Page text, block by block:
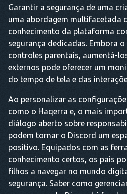
Garantir a segurança de uma
uma abordagem multifacetada
conhecimento da plataforma
segurança dedicadas. Embora
controles parentais, aumentá-
externos pode oferecer um
do tempo de tela e das
Ao personalizar as
como o Haqerra e, o mais
diálogo aberto sobre
podem tornar o Discord um
positivo. Equipados com as
conhecimento certos, os pais
filhos a navegar no mundo
segurança. Saber como